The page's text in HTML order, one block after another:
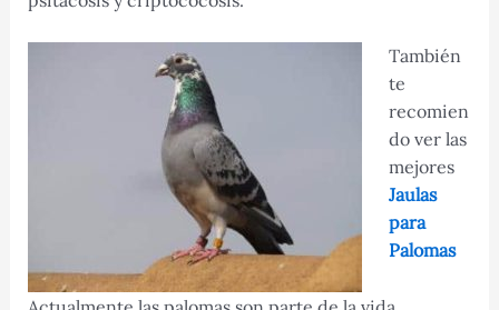
También
te
recomien
do ver las
mejores
Jaulas
para
Palomas